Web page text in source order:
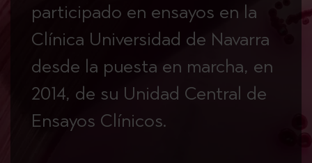
participado en ensayos en la
Clínica Universidad de Navarra
desde la puesta en marcha, en
2014, de su Unidad Central de
Ensayos Clínicos.